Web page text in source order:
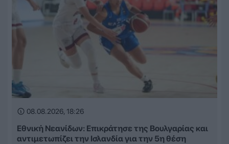
08.08.2026, 18:26
Εθνική Νεανίδων: Επικράτησε της Βουλγαρίας και
αντιμετωπίζει την Ισλανδία για την 5η θέση